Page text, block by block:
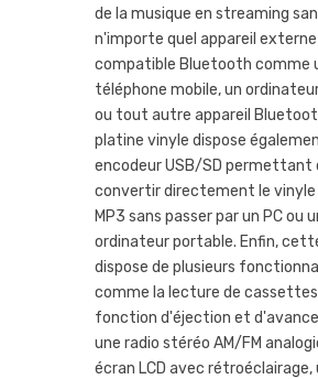
de la musique en streaming
n'importe quel appareil externe
compatible Bluetooth comme
téléphone mobile, un
ou tout autre appareil
platine vinyle dispose
encodeur USB/SD permettant
convertir directement le vinyle
MP3 sans passer par un PC ou
ordinateur portable. Enfin,
dispose de plusieurs
comme la lecture de
fonction d'éjection et
une radio stéréo AM/FM
écran LCD avec rétroéclairage,